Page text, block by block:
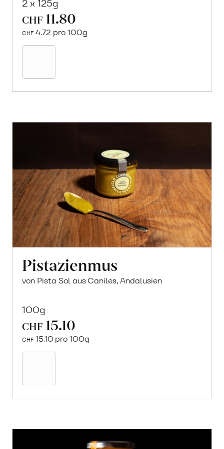
2 x 125g
CHF 11.80
CHF 4.72 pro 100g
Pistazienmus
von Pista Sol aus Caniles, Andalusien
100g
CHF 15.10
CHF 15.10 pro 100g